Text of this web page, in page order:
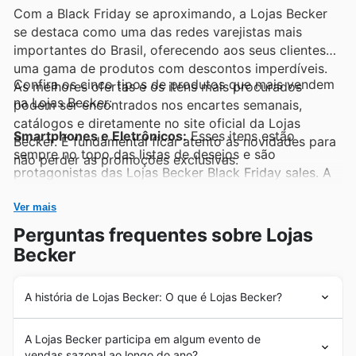
Com a Black Friday se aproximando, a Lojas Becker
se destaca como uma das redes varejistas mais
importantes do Brasil, oferecendo aos seus clientes
uma gama de produtos com descontos imperdíveis.
As melhores ofertas e os itens mais procurados
podem ser encontrados nos encartes semanais,
catálogos e diretamente no site oficial da Lojas
Becker. É fundamental ficar atento às novidades para
não perder as promoções exclusivas.
Confira os cinco tipos de produtos que mais vendem
na Lojas Becker:
Smartphones e Eletrônicos:Esses itens estão
sempre no topo das listas de desejos e são
protagonistas das Lojas Becker Black Friday sales. A
durante as promoções de Black Friday, faz com que
smartphones, tablets e acessórios sejam
constantemente destacados nos encartes da Lojas
Becker. Explore as Lojas Becker offers para encontrar
surpreendentes.
Eletrodomésticos:Uma casa moderna e funcional
passa pela escolha certa de eletrodomésticos, e a
Ver mais
Perguntas frequentes sobre Lojas
Becker
A história de Lojas Becker: O que é Lojas Becker?
uma trajetória de sucesso e confiança no mercado
A Lojas Becker participa em algum evento de